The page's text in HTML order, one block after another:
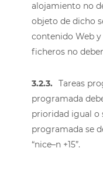
alojamiento no
objeto de dicho
contenido Web
ficheros no
3.2.3. Tareas
programada
prioridad igual o
programada se
“nice–n +15”.